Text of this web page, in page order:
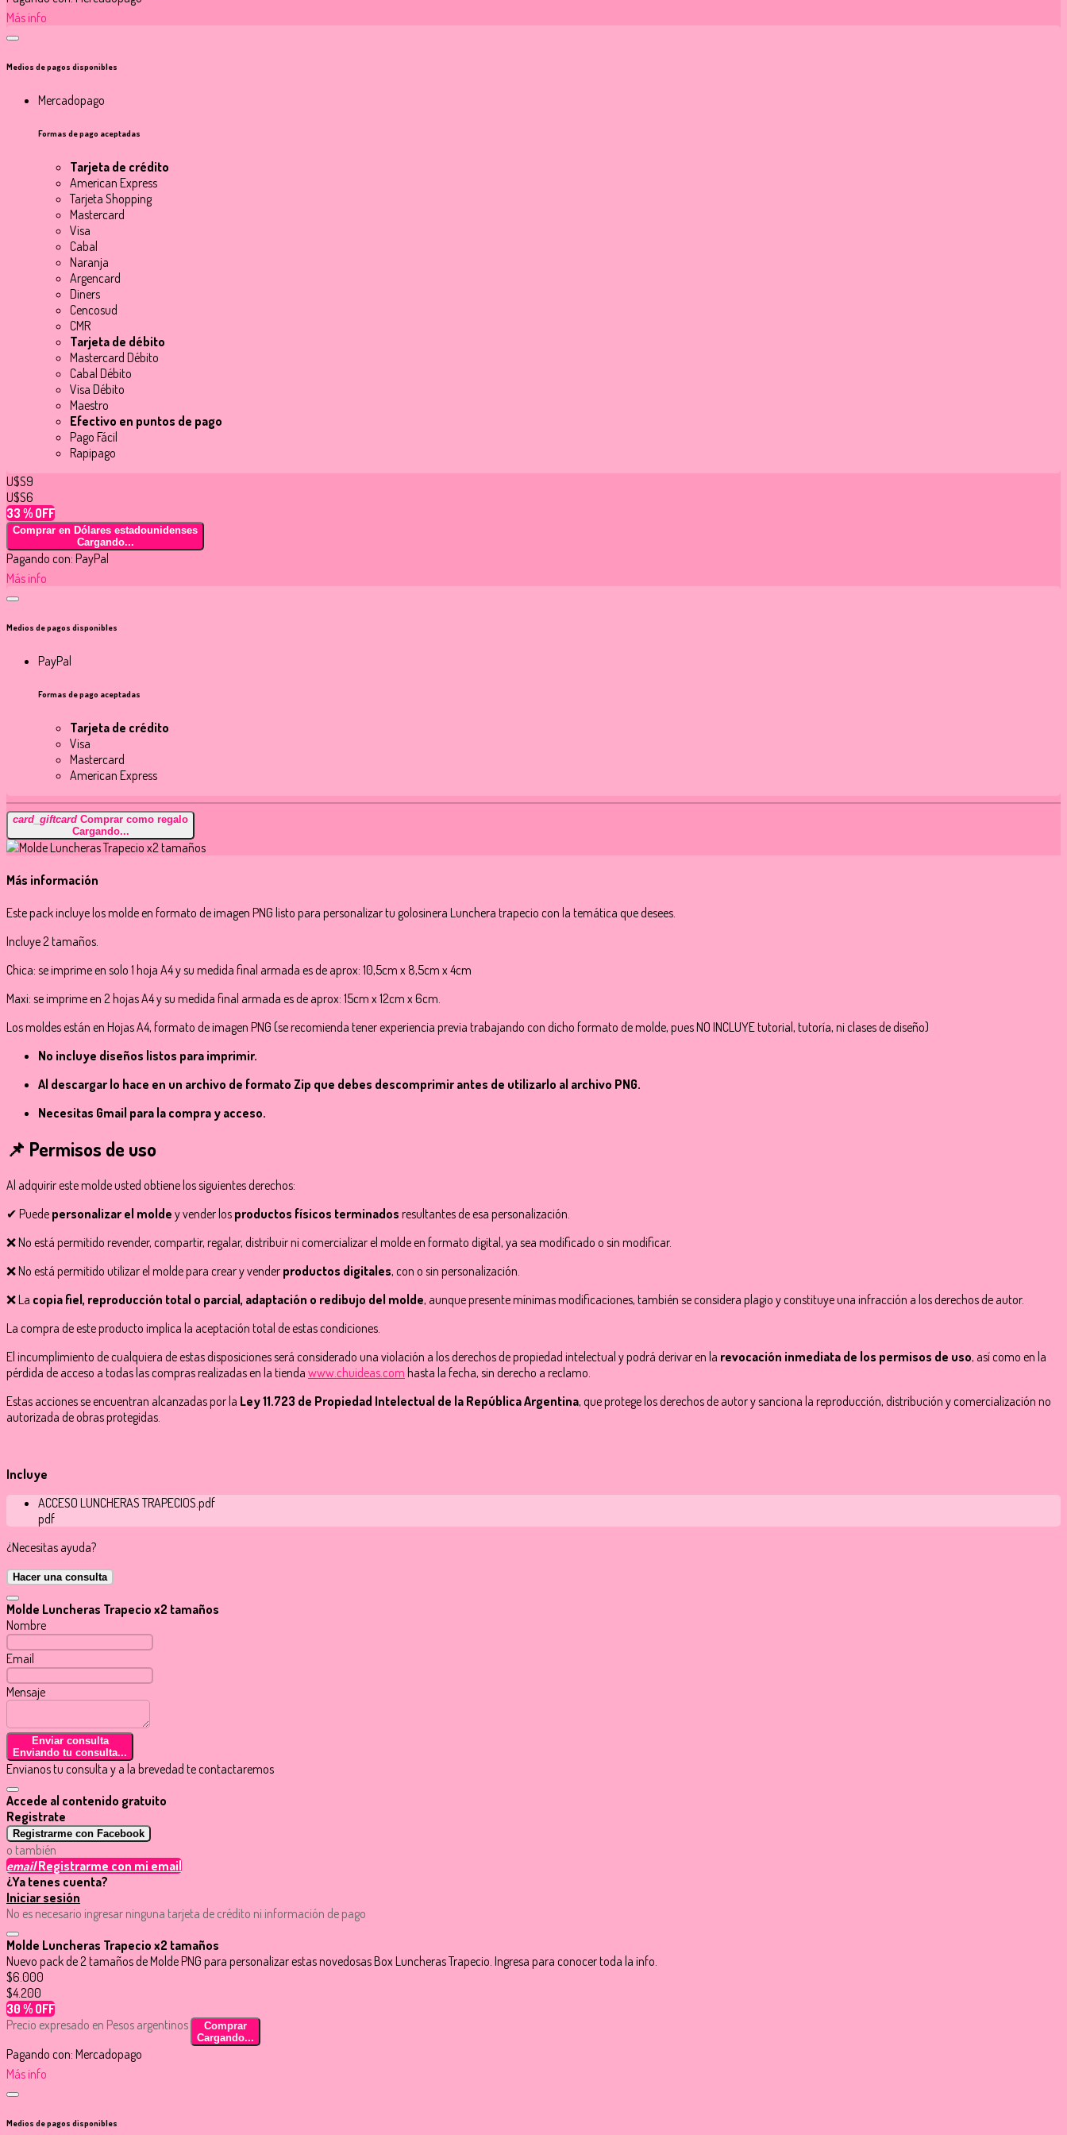
Más info
Medios de pagos disponibles
Mercadopago
Formas de pago aceptadas
Tarjeta de crédito
American Express
Tarjeta Shopping
Mastercard
Visa
Cabal
Naranja
Argencard
Diners
Cencosud
CMR
Tarjeta de débito
Mastercard Débito
Cabal Débito
Visa Débito
Maestro
Efectivo en puntos de pago
Pago Fácil
Rapipago
U$S9
U$S6
33 % OFF
Comprar en Dólares estadounidenses
Cargando...
Pagando con: PayPal
Más info
Medios de pagos disponibles
PayPal
Formas de pago aceptadas
Tarjeta de crédito
Visa
Mastercard
American Express
card_giftcard Comprar como regalo
Cargando...
Más información
Este pack incluye los molde en formato de imagen PNG listo para personalizar tu golosinera Lunchera trapecio con la temática que desees.
Incluye 2 tamaños.
Chica: se imprime en solo 1 hoja A4 y su medida final armada es de aprox: 10,5cm x 8,5cm x 4cm
Maxi: se imprime en 2 hojas A4 y su medida final armada es de aprox: 15cm x 12cm x 6cm.
Los moldes están en Hojas A4, formato de imagen PNG (se recomienda tener experiencia previa trabajando con dicho formato de molde, pues NO INCLUYE tutorial, tutoría, ni clases de diseño)
No incluye diseños listos para imprimir.
Al descargar lo hace en un archivo de formato Zip que debes descomprimir antes de utilizarlo al archivo PNG.
Necesitas Gmail para la compra y acceso.
📌 Permisos de uso
Al adquirir este molde usted obtiene los siguientes derechos:
✔ Puede personalizar el molde y vender los productos físicos terminados resultantes de esa personalización.
❌ No está permitido revender, compartir, regalar, distribuir ni comercializar el molde en formato digital, ya sea modificado o sin modificar.
❌ No está permitido utilizar el molde para crear y vender productos digitales, con o sin personalización.
❌ La copia fiel, reproducción total o parcial, adaptación o redibujo del molde, aunque presente mínimas modificaciones, también se considera plagio y constituye una infracción a los derechos de autor.
La compra de este producto implica la aceptación total de estas condiciones.
El incumplimiento de cualquiera de estas disposiciones será considerado una violación a los derechos de propiedad intelectual y podrá derivar en la revocación inmediata de los permisos de uso, así como en la
pérdida de acceso a todas las compras realizadas en la tienda www.chuideas.com hasta la fecha, sin derecho a reclamo.
Estas acciones se encuentran alcanzadas por la Ley 11.723 de Propiedad Intelectual de la República Argentina, que protege los derechos de autor y sanciona la reproducción, distribución y comercialización no
autorizada de obras protegidas.
Incluye
ACCESO LUNCHERAS TRAPECIOS.pdf
pdf
¿Necesitas ayuda?
Hacer una consulta
Molde Luncheras Trapecio x2 tamaños
Nombre
Email
Mensaje
Enviar consulta
Enviando tu consulta...
Envianos tu consulta y a la brevedad te contactaremos
Accede al contenido gratuito
Registrate
Registrarme con Facebook
o también
emailRegistrarme con mi email
¿Ya tenes cuenta?
Iniciar sesión
No es necesario ingresar ninguna tarjeta de crédito ni información de pago
Molde Luncheras Trapecio x2 tamaños
Nuevo pack de 2 tamaños de Molde PNG para personalizar estas novedosas Box Luncheras Trapecio. Ingresa para conocer toda la info.
$6.000
$4.200
30 % OFF
Precio expresado en Pesos argentinos
Comprar
Cargando...
Pagando con: Mercadopago
Más info
Medios de pagos disponibles